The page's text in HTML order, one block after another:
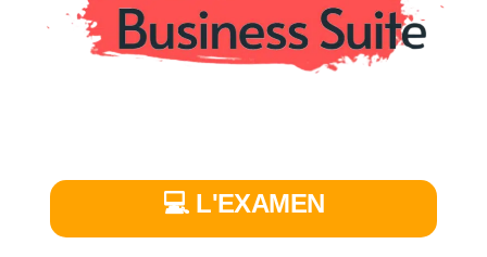
💻 L'EXAMEN